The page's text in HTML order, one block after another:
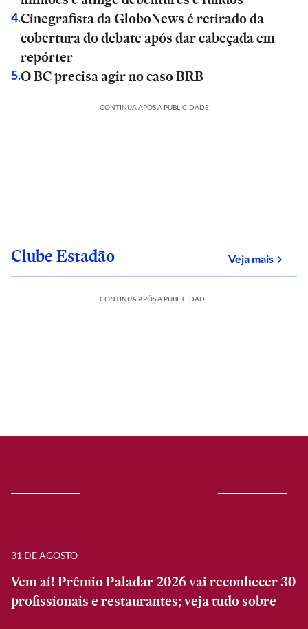
4.Cinegrafista da GloboNews é retirado da
cobertura do debate após dar cabeçada em
repórter
5.O BC precisa agir no caso BRB
CONTINUA APÓS A PUBLICIDADE
Clube Estadão Veja maissobre
CONTINUA APÓS A PUBLICIDADE
31 DE AGOSTO
Vem aí! Prêmio Paladar 2026 vai reconhecer 30
profissionais e restaurantes; veja tudo sobre